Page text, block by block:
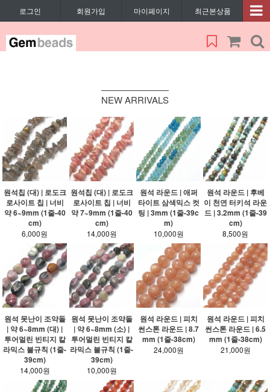
로그인 회원가입 마이페이지 최근본상품
NEW ARRIVALS
원석칩 (대) | 로도크
로사이트 칩 | 너비
약 6~9mm (1줄-40
cm)
6,000원
원석칩 (대) | 로도크
로사이트 칩 | 너비
약 7~9mm (1줄-40
cm)
14,000원
원석 라운드 | 애퍼
타이트 삼색믹스 컷
팅 | 3mm (1줄-39c
m)
10,000원
원석 라운드 | 후베
이 천연 터키석 라운
드 | 3.2mm (1줄-39
cm)
8,500원
원석 못난이 조약돌
| 약 6~8mm (대) |
투어멀린 빈티지 칼
라믹스 불규칙 (1줄-
39cm)
14,000원
원석 못난이 조약돌
| 약 6~8mm (소) |
투어멀린 빈티지 칼
라믹스 불규칙 (1줄-
39cm)
10,000원
원석 라운드 | 피치
썬스톤 라운드 | 8.7
mm (1줄-38cm)
24,000원
원석 라운드 | 피치
썬스톤 라운드 | 6.5
mm (1줄-38cm)
21,000원